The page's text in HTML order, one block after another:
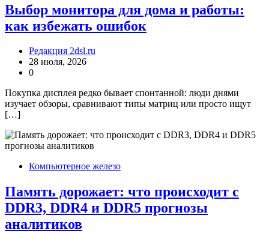
Выбор монитора для дома и работы:
как избежать ошибок
Редакция 2dsl.ru
28 июля, 2026
0
Покупка дисплея редко бывает спонтанной: люди днями
изучает обзоры, сравнивают типы матриц или просто ищут
[…]
Компьютерное железо
Память дорожает: что происходит с
DDR3, DDR4 и DDR5 прогнозы
аналитиков